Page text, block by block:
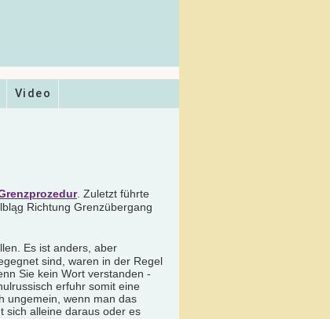
Video
. Zuletzt führte
Richtung Grenzübergang
Es ist anders, aber
sind, waren in der Regel
Sie kein Wort verstanden -
erfuhr somit eine
ungemein, wenn man das
sich alleine daraus oder es